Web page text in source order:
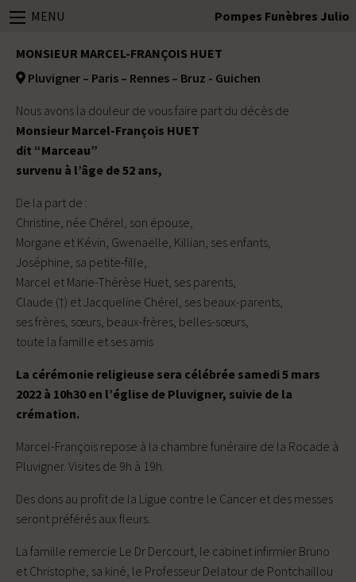
MENU Pompes Funèbres Julio
MONSIEUR MARCEL-FRANÇOIS HUET
Pluvigner – Paris – Rennes – Bruz - Guichen
Nous avons la douleur de vous faire part du décès de
Monsieur Marcel-François HUET
dit “Marceau”
survenu à l’âge de 52 ans,
De la part de :
Christine, née Chérel, son épouse,
Morgane et Kévin, Gwenaëlle, Killian, ses enfants,
Joséphine, sa petite-fille,
Marcel et Marie-Thérèse Huet, ses parents,
Claude (†) et Jacqueline Chérel, ses beaux-parents,
ses frères, sœurs, beaux-frères, belles-sœurs,
toute la famille et ses amis
La cérémonie religieuse sera célébrée samedi 5 mars
2022 à 10h30 en l’église de Pluvigner, suivie de la
crémation.
Marcel-François repose à la chambre funéraire de la Rocade à
Pluvigner. Visites de 9h à 19h.
Des dons au profit de la Ligue contre le Cancer et des messes
seront préférés aux fleurs.
La famille remercie Le Dr Dercourt, le cabinet infirmier Bruno
et Christophe, sa kiné, le Professeur Delatour de Pontchaillou